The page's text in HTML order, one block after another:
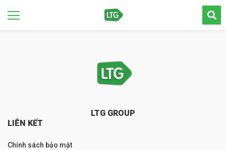
LTG GROUP
LIÊN KẾT
Chính sách bảo mật